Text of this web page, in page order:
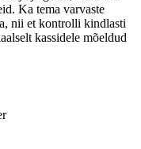
Ka tema varvaste
nii et kontrolli kindlasti
kassidele mõeldud